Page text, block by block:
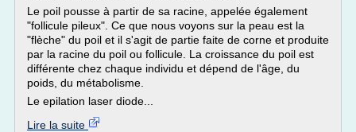
Le poil pousse à partir de sa racine, appelée également
"follicule pileux". Ce que nous voyons sur la peau est la
"flèche" du poil et il s'agit de partie faite de corne et produite
par la racine du poil ou follicule. La croissance du poil est
différente chez chaque individu et dépend de l'âge, du
poids, du métabolisme.
Le epilation laser diode...
Lire la suite